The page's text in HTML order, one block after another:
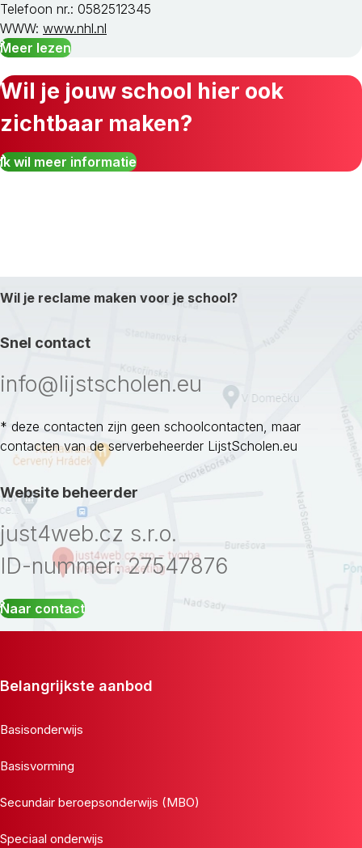
Telefoon nr.: 0582512345
WWW: www.nhl.nl
Meer lezen
Wil je jouw school hier ook
zichtbaar maken?
Ik wil meer informatie
Wil je reclame maken voor je school?
Snel contact
info@lijstscholen.eu
* deze contacten zijn geen schoolcontacten, maar
contacten van de serverbeheerder LijstScholen.eu
Website beheerder
just4web.cz s.r.o.
ID-nummer: 27547876
Naar contact
Belangrijkste aanbod
Basisonderwijs
Basisvorming
Secundair beroepsonderwijs (MBO)
Speciaal onderwijs